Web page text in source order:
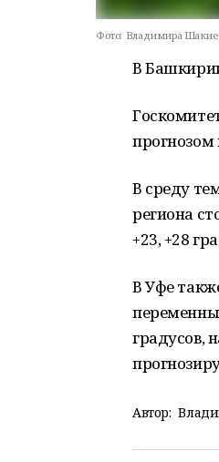
Фото: Владимира
В
прогнозом
В среду
региона
+23, +28
В Уфе
градусов,
Автор: